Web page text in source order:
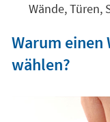
Wände, Türen,
Warum
wählen?